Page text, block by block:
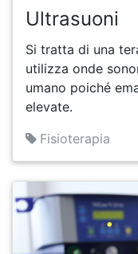
Ultrasuoni
Si tratta di una
utilizza onde
umano poiché
elevate.
Fisioterapia